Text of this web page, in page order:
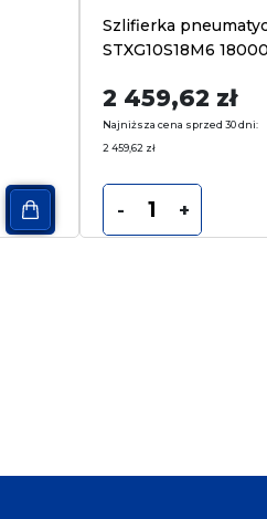
Szlifierka
STXG10S18M6
2 459,62 zł
Najniższa cena sprzed 30 dni:
2 459,62 zł
- +